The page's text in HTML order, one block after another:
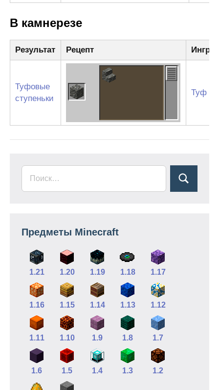
В камнерезе
Результат Рецепт
Туфовые
ступеньки
Туф
Предметы Minecraft
1.21 1.20 1.19 1.18 1.17
1.16 1.15 1.14 1.13 1.12
1.11 1.10 1.9 1.8 1.7
1.6 1.5 1.4 1.3 1.2